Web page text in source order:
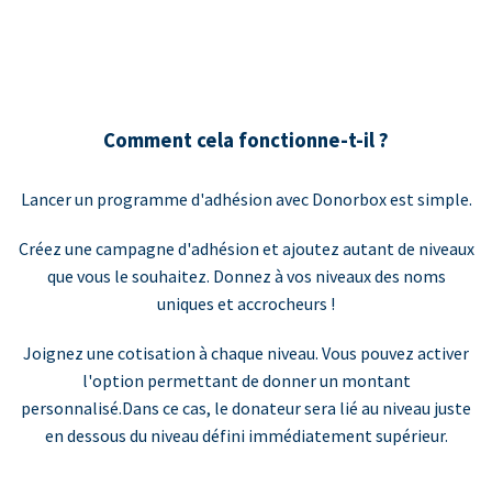
Comment cela fonctionne-t-il ?
Lancer un programme d'adhésion avec Donorbox est simple.
Créez une campagne d'adhésion et ajoutez autant de niveaux
que vous le souhaitez. Donnez à vos niveaux des noms
uniques et accrocheurs !
Joignez une cotisation à chaque niveau. Vous pouvez activer
l'option permettant de donner un montant
personnalisé.Dans ce cas, le donateur sera lié au niveau juste
en dessous du niveau défini immédiatement supérieur.